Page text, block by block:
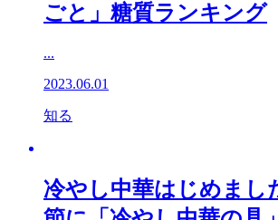
ごと」糖質ランキング
...
2023.06.01
知る
冷やし中華はじめまし